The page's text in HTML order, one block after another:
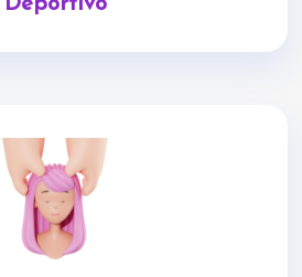
Deportivo